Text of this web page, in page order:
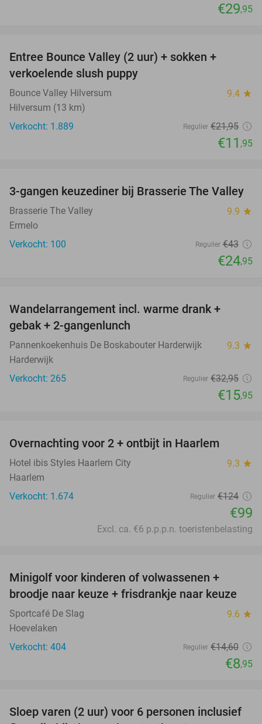
€29,95
Entree Bounce Valley (2 uur) + sokken +
verkoelende slush puppy
Bounce Valley Hilversum 9.4 star
Hilversum (13 km)
Verkocht: 1.889
Regulier €21,95
€11 ,95
42%
3-gangen keuzediner bij Brasserie The Valley
Brasserie The Valley 9.9 star
Ermelo
Verkocht: 100
Regulier €43
€24,95
Wandelarrangement incl. warme drank +
gebak + 2-gangenlunch
Pannenkoekenhuis De Boskabouter Harderwijk 9.3 star
Harderwijk
Verkocht: 265
Regulier €32,95
€15,95
Overnachting voor 2 + ontbijt in Haarlem
Hotel ibis Styles Haarlem City 9.3 star
Haarlem
Verkocht: 1.674
Regulier €124
€99
Excl. ca. €6 p.p.p.n. toeristenbelasting
Minigolf voor kinderen of volwassenen +
broodje naar keuze + frisdrankje naar keuze
Sportcafé De Slag 9.6 star
Hoevelaken
Verkocht: 404
Regulier €14,60
€8,95
41%
Sloep varen (2 uur) voor 6 personen inclusief